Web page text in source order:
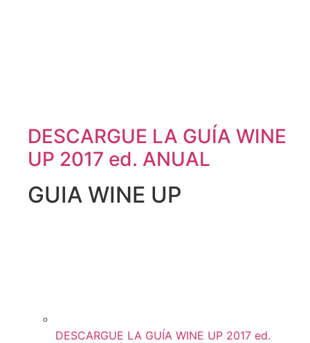
DESCARGUE LA GUÍA WINE
UP 2017 ed. ANUAL
GUIA WINE UP
DESCARGUE LA GUÍA WINE UP 2017 ed.